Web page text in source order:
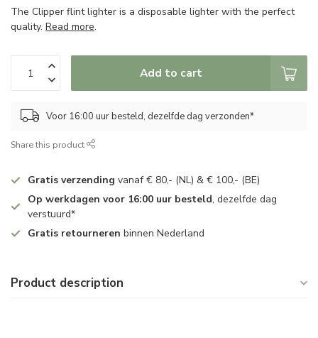
The Clipper flint lighter is a disposable lighter with the perfect
quality. Read more.
Add to cart
Voor 16:00 uur besteld, dezelfde dag verzonden*
Share this product
Gratis verzending vanaf € 80,- (NL) & € 100,- (BE)
Op werkdagen voor 16:00 uur besteld, dezelfde dag
verstuurd*
Gratis retourneren binnen Nederland
Product description